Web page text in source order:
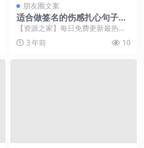
朋友圈文案
适合做签名的伤感扎心句子，
句句在理
【资源之家】每日免费更新最热门
的副业项目资源 我从没有被谁知
道，所以也没有被谁忘...
3 年前 10